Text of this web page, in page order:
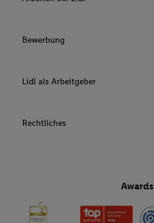
Bewerbung
Lidl als Arbeitgeber
Rechtliches
Awards